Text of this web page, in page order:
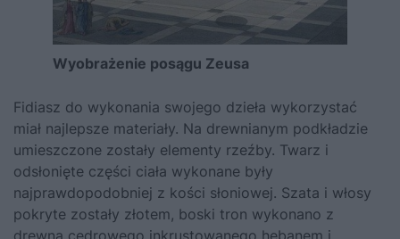
Wyobrażenie posągu Zeusa
Fidiasz do wykonania swojego dzieła wykorzystać
miał najlepsze materiały. Na drewnianym podkładzie
umieszczone zostały elementy rzeźby. Twarz i
odsłonięte części ciała wykonane były
najprawdopodobniej z kości słoniowej. Szata i włosy
pokryte zostały złotem, boski tron wykonano z